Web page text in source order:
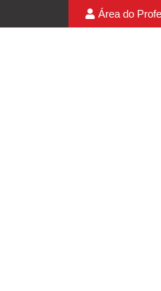
Área do